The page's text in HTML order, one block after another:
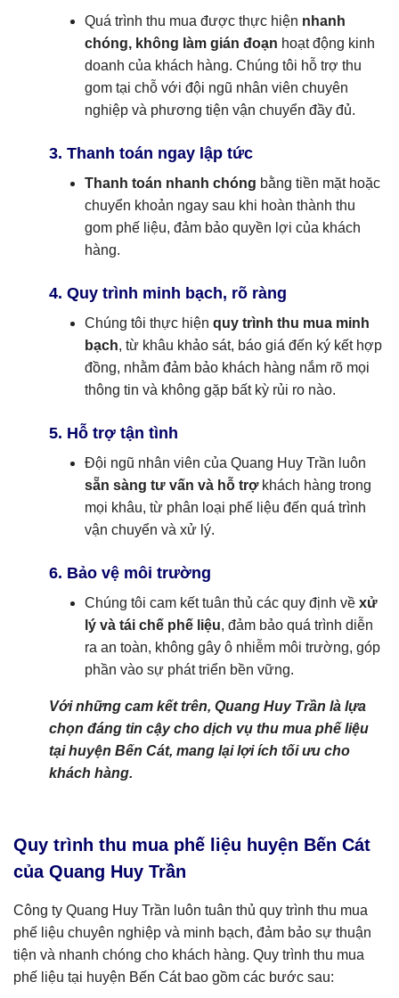
Quá trình thu mua được thực hiện nhanh
chóng, không làm gián đoạn hoạt động kinh
doanh của khách hàng. Chúng tôi hỗ trợ thu
gom tại chỗ với đội ngũ nhân viên chuyên
nghiệp và phương tiện vận chuyển đầy đủ.
3. Thanh toán ngay lập tức
Thanh toán nhanh chóng bằng tiền mặt hoặc
chuyển khoản ngay sau khi hoàn thành thu
gom phế liệu, đảm bảo quyền lợi của khách
hàng.
4. Quy trình minh bạch, rõ ràng
Chúng tôi thực hiện quy trình thu mua minh
bạch, từ khâu khảo sát, báo giá đến ký kết hợp
đồng, nhằm đảm bảo khách hàng nắm rõ mọi
thông tin và không gặp bất kỳ rủi ro nào.
5. Hỗ trợ tận tình
Đội ngũ nhân viên của Quang Huy Trần luôn
sẵn sàng tư vấn và hỗ trợkhách hàng trong
mọi khâu, từ phân loại phế liệu đến quá trình
vận chuyển và xử lý.
6. Bảo vệ môi trường
Chúng tôi cam kết tuân thủ các quy định về xử
lý và tái chế phế liệu, đảm bảo quá trình diễn
ra an toàn, không gây ô nhiễm môi trường, góp
phần vào sự phát triển bền vững.
Với những cam kết trên, Quang Huy Trần là lựa
chọn đáng tin cậy cho dịch vụ thu mua phế liệu
tại huyện Bến Cát, mang lại lợi ích tối ưu cho
khách hàng.
Quy trình thu mua phế liệu huyện Bến Cát
của Quang Huy Trần
Công ty Quang Huy Trần luôn tuân thủ quy trình thu mua
phế liệu chuyên nghiệp và minh bạch, đảm bảo sự thuận
tiện và nhanh chóng cho khách hàng. Quy trình thu mua
phế liệu tại huyện Bến Cát bao gồm các bước sau: